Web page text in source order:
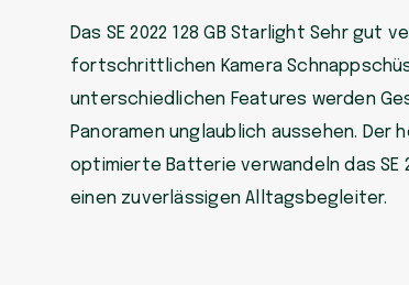
Das SE 2022 128 GB Starlight Sehr gut
fortschrittlichen Kamera
unterschiedlichen Features werden
Panoramen unglaublich aussehen. Der
optimierte Batterie verwandeln das SE
einen zuverlässigen Alltagsbegleiter.